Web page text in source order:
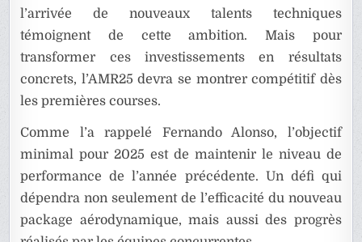
l’arrivée de nouveaux talents techniques
témoignent de cette ambition. Mais pour
transformer ces investissements en résultats
concrets, l’AMR25 devra se montrer compétitif dès
les premières courses.
Comme l’a rappelé Fernando Alonso, l’objectif
minimal pour 2025 est de maintenir le niveau de
performance de l’année précédente. Un défi qui
dépendra non seulement de l’efficacité du nouveau
package aérodynamique, mais aussi des progrès